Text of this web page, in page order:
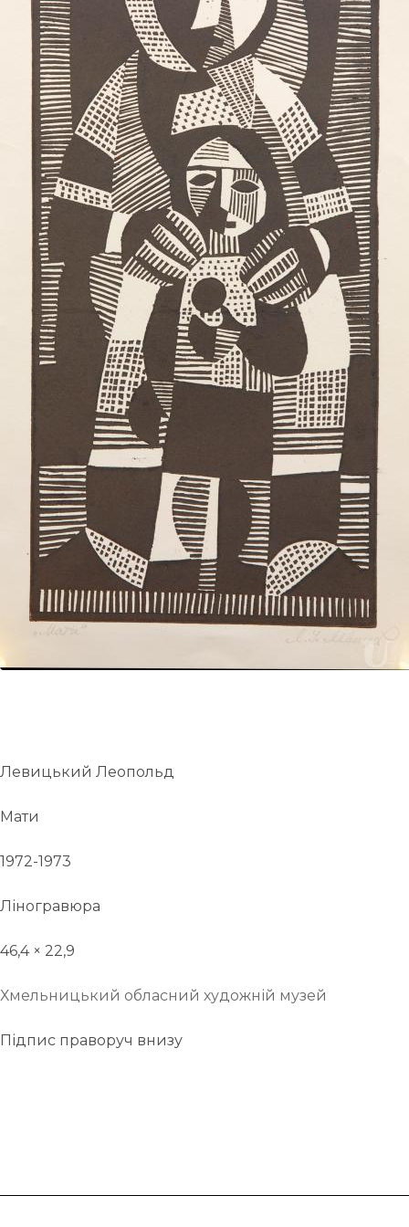
UA
ENG
Левицький Леопольд
Мати
1972-1973
Ліногравюра
46,4 × 22,9
Хмельницький обласний художній музей
Підпис праворуч внизу